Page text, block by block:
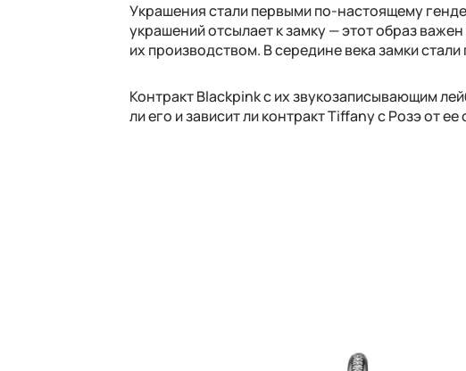
Украшения стали первыми по-настоящему
украшений отсылает к замку — этот образ
их производством. В середине века замки
Контракт Blackpink с их звукозаписывающим
ли его и зависит ли контракт Tiffany с Розэ от ее